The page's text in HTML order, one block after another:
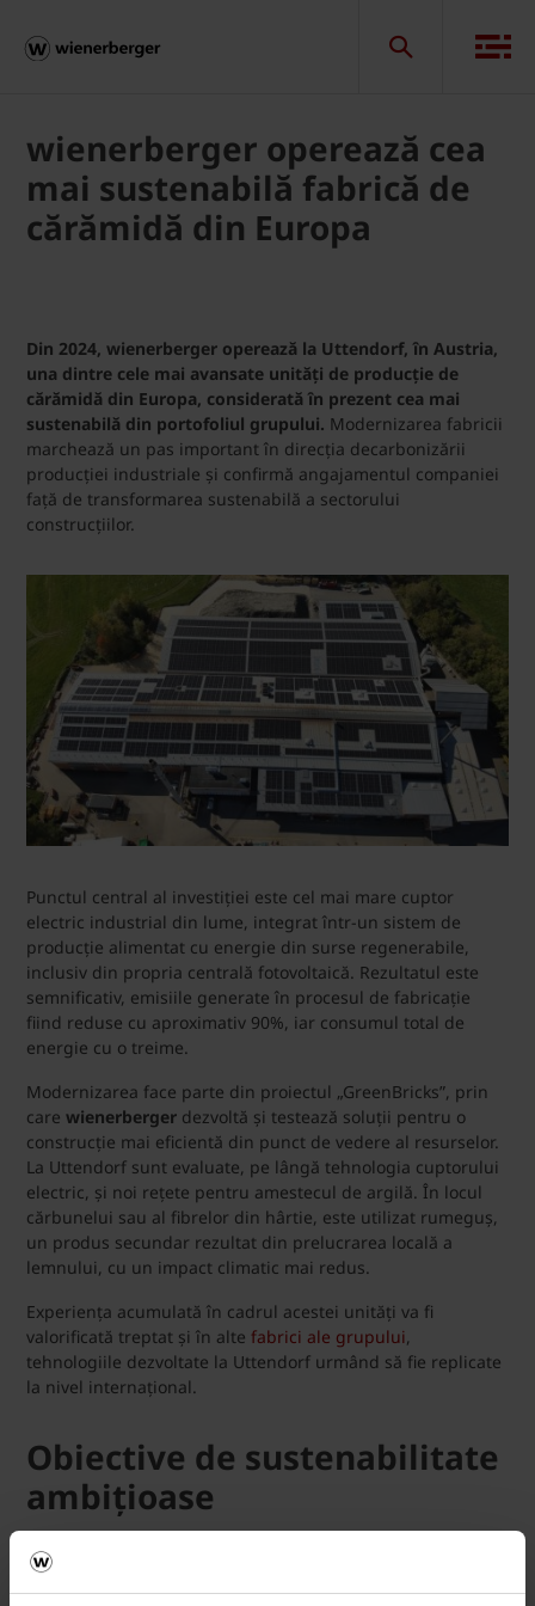
wienerberger operează cea
mai sustenabilă fabrică de
cărămidă din Europa
Din 2024, wienerberger operează la Uttendorf, în Austria,
una dintre cele mai avansate unități de producție de
cărămidă din Europa, considerată în prezent cea mai
sustenabilă din portofoliul grupului. Modernizarea fabricii
marchează un pas important în direcția decarbonizării
producției industriale și confirmă angajamentul companiei
față de transformarea sustenabilă a sectorului
construcțiilor.
Punctul central al investiției este cel mai mare cuptor
electric industrial din lume, integrat într-un sistem de
producție alimentat cu energie din surse regenerabile,
inclusiv din propria centrală fotovoltaică. Rezultatul este
semnificativ, emisiile generate în procesul de fabricație
fiind reduse cu aproximativ 90%, iar consumul total de
energie cu o treime.
Modernizarea face parte din proiectul „GreenBricks”, prin
care wienerberger dezvoltă și testează soluții pentru o
construcție mai eficientă din punct de vedere al resurselor.
La Uttendorf sunt evaluate, pe lângă tehnologia cuptorului
electric, și noi rețete pentru amestecul de argilă. În locul
cărbunelui sau al fibrelor din hârtie, este utilizat rumeguș,
un produs secundar rezultat din prelucrarea locală a
lemnului, cu un impact climatic mai redus.
Experiența acumulată în cadrul acestei unități va fi
valorificată treptat și în alte fabrici ale grupului,
tehnologiile dezvoltate la Uttendorf urmând să fie replicate
la nivel internațional.
Obiective de sustenabilitate
ambițioase
Fabrica din Uttendorf
din 1987 și a funcționat de-a lungul timpului ca un centru